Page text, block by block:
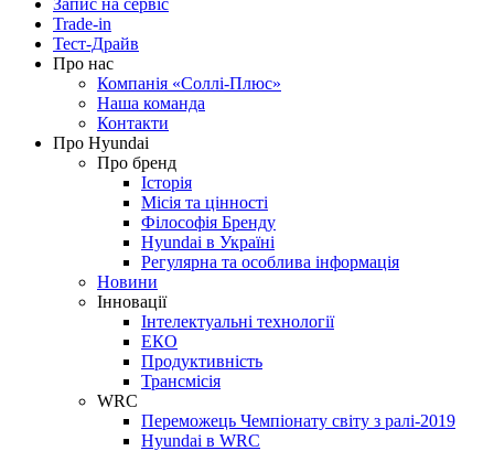
Запис на сервіс
Trade-in
Тест-Драйв
Про нас
Компанія «Соллі-Плюс»
Наша команда
Контакти
Про Hyundai
Про бренд
Історія
Місія та цінності
Філософія Бренду
Hyundai в Україні
Регулярна та особлива інформація
Новини
Інновації
Інтелектуальні технології
ЕКО
Продуктивність
Трансмісія
WRC
Переможець Чемпіонату світу з ралі-2019
Hyundai в WRC